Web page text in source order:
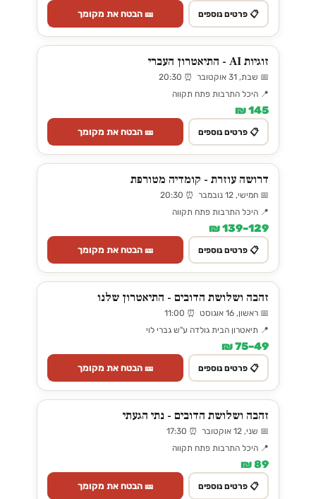
📋 פרטים נוספים 🎫 הבטח את מקומך
זוגיות AI - התיאטרון העברי
📅 שבת, 31 אוקטובר ⏰ 20:30
📍 היכל התרבות פתח תקווה
145 ₪
📋 פרטים נוספים 🎫 הבטח את מקומך
דרושה עוזרת - קומדיה מטורפת
📅 חמישי, 12 נובמבר ⏰ 20:30
📍 היכל התרבות פתח תקווה
129–139 ₪
📋 פרטים נוספים 🎫 הבטח את מקומך
זהבה ושלושת הדובים - התיאטרון שלנו
📅 ראשון, 16 אוגוסט ⏰ 11:00
📍 תיאטרון הבית גולדה ע"ש גברי לוי
49–75 ₪
📋 פרטים נוספים 🎫 הבטח את מקומך
זהבה ושלושת הדובים - נתי הגעתי
📅 שני, 12 אוקטובר ⏰ 17:30
📍 היכל התרבות פתח תקווה
89 ₪
📋 פרטים נוספים 🎫 הבטח את מקומך